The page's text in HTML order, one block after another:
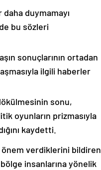
daha duymamayı
bu sözleri
sonuçlarının ortadan
ilgili haberler
sonu,
oyunların prizmasıyla
kaydetti.
önem verdiklerini bildiren
insanlarına yönelik